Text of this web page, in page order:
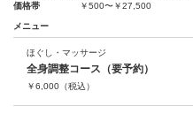
価格帯
￥500〜￥27,500
メニュー
ほぐし・マッサージ
全身調整コース（要予約）
￥6,000 （税込）